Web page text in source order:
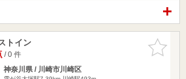
お気に入
りに追加
トイン
/ 0 件
神奈川県 / 川崎市川崎区